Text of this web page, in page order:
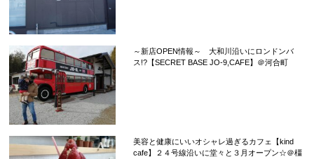
～新店OPEN情報～ 大和川沿いにロンドンバ
ス!?【SECRET BASE JO-9,CAFE】＠河合町
美容と健康にいいオシャレ過ぎるカフェ【kind
cafe】２４号線沿いに堂々と３月オープン☆＠橿